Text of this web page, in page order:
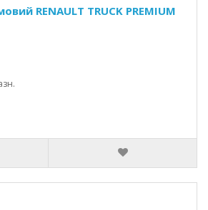
RENAULT TRUCK PREMIUM